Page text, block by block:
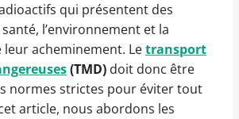
qui présentent des
l’environnement et la
acheminement. Letransport
(TMD) doit donc être
normes strictes pour éviter tout
article, nous abordons les